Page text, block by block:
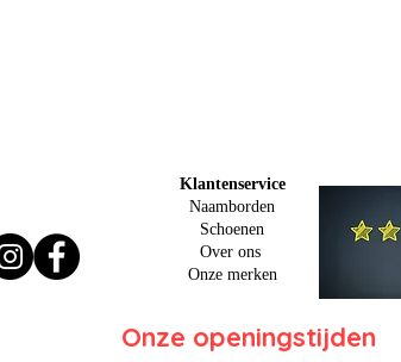
Klantenservice
Naamborden
Schoenen
Over ons
Onze merken
Onze openingstijden